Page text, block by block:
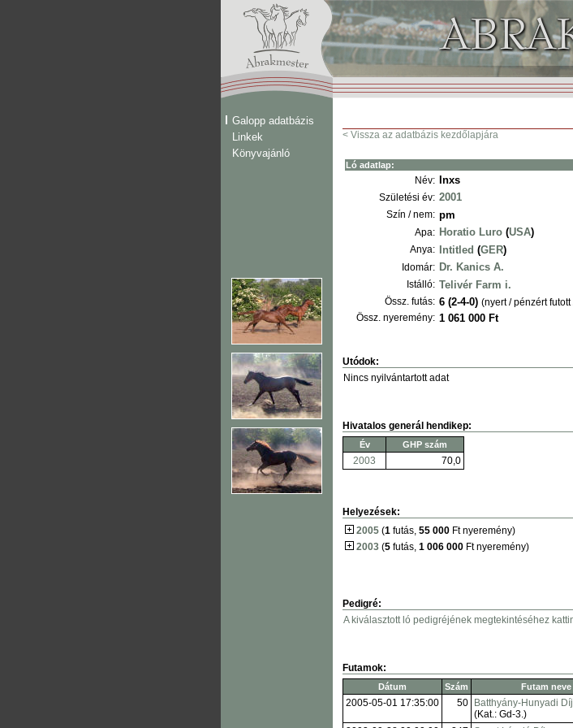
Galopp adatbázis
Linkek
Könyvajánló
< Vissza az adatbázis kezdőlapjára
Ló adatlap:
Név: Inxs
Születési év: 2001
Szín / nem: pm
Apa: Horatio Luro (USA)
Anya: Intitled (GER)
Idomár: Dr. Kanics A.
Istálló: Telivér Farm i.
Össz. futás: 6 (2-4-0) (nyert / pénzért
Össz. nyeremény: 1 061 000 Ft
Utódok:
Nincs nyilvántartott adat
Hivatalos generál hendikep:
Év GHP szám
2003 70,0
Helyezések:
2005 (1 futás, 55 000 Ft nyeremény)
2003 (5 futás, 1 006 000 Ft nyeremény)
Pedigré:
A kiválasztott ló pedigréjének megtekintéséhez
Futamok:
Dátum Szám Futam neve
2005-05-01 17:35:00 50
Batthyány-Hunyadi Díj
(Kat.: Gd-3.)